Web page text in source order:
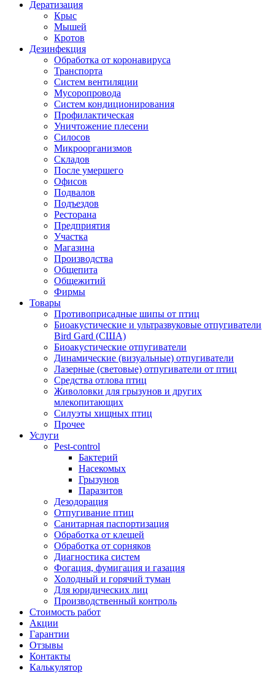
Дератизация
Крыс
Мышей
Кротов
Дезинфекция
Обработка от коронавируса
Транспорта
Систем вентиляции
Мусоропровода
Систем кондиционирования
Профилактическая
Уничтожение плесени
Силосов
Микроорганизмов
Складов
После умершего
Офисов
Подвалов
Подъездов
Ресторана
Предприятия
Участка
Магазина
Производства
Общепита
Общежитий
Фирмы
Товары
Противоприсадные шипы от птиц
Биоакустические и ультразвуковые отпугиватели
Bird Gard (США)
Биоакустические отпугиватели
Динамические (визуальные) отпугиватели
Лазерные (световые) отпугиватели от птиц
Средства отлова птиц
Живоловки для грызунов и других
млекопитающих
Силуэты хищных птиц
Прочее
Услуги
Pest-control
Бактерий
Насекомых
Грызунов
Паразитов
Дезодорация
Отпугивание птиц
Санитарная паспортизация
Обработка от клещей
Обработка от сорняков
Диагностика систем
Фогация, фумигация и газация
Холодный и горячий туман
Для юридических лиц
Производственный контроль
Стоимость работ
Акции
Гарантии
Отзывы
Контакты
Калькулятор